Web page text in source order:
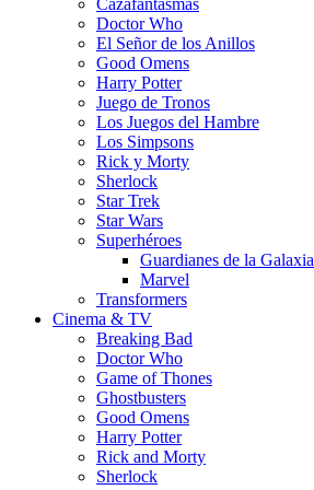
Cazafantasmas
Doctor Who
El Señor de los Anillos
Good Omens
Harry Potter
Juego de Tronos
Los Juegos del Hambre
Los Simpsons
Rick y Morty
Sherlock
Star Trek
Star Wars
Superhéroes
Guardianes de la Galaxia
Marvel
Transformers
Cinema & TV
Breaking Bad
Doctor Who
Game of Thones
Ghostbusters
Good Omens
Harry Potter
Rick and Morty
Sherlock